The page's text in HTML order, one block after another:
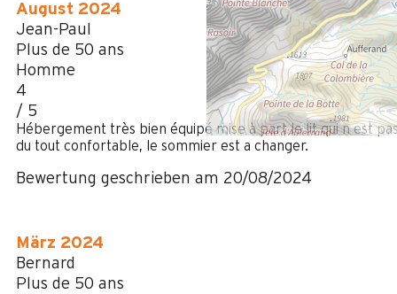
August 2024
Jean-Paul
Plus de 50 ans
Homme
4
/ 5
Hébergement très bien équipé mise à part le lit qui n est
du tout confortable, le sommier est a changer.
Bewertung geschrieben am 20/08/2024
März 2024
Bernard
Plus de 50 ans